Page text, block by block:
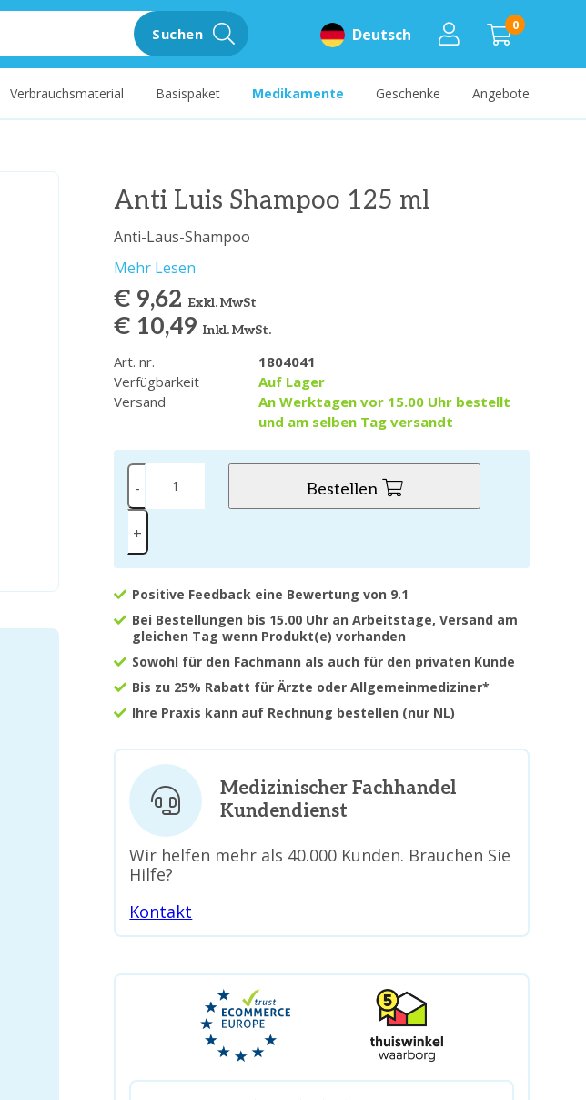
0
Deutsch
Suchen
Verbrauchsmaterial Basispaket Medikamente Geschenke Angebote
Anti Luis Shampoo 125 ml
Anti-Laus-Shampoo
Mehr Lesen
€ 9,62 Exkl. MwSt
€ 10,49Inkl. MwSt.
Art. nr.
1804041
Verfügbarkeit
Auf Lager
Versand
An Werktagen vor 15.00 Uhr bestellt
und am selben Tag versandt
-
+
Bestellen
Positive Feedback eine Bewertung von 9.1
Bei Bestellungen bis 15.00 Uhr an Arbeitstage, Versand am
gleichen Tag wenn Produkt(e) vorhanden
Sowohl für den Fachmann als auch für den privaten Kunde
Bis zu 25% Rabatt für Ärzte oder Allgemeinmediziner*
Ihre Praxis kann auf Rechnung bestellen (nur NL)
Medizinischer Fachhandel
Kundendienst
Wir helfen mehr als 40.000 Kunden. Brauchen Sie
Hilfe?
Kontakt